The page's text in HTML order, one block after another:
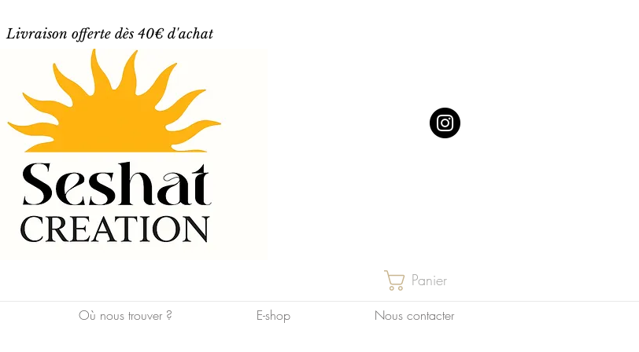
Livraison offerte dès 40€ d'achat
Panier
Où nous trouver ? E-shop Nous contacter